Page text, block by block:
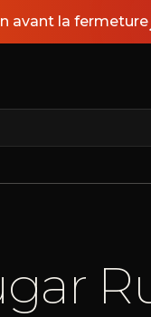
avant la fermeture